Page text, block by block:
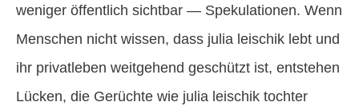
weniger öffentlich sichtbar — Spekulationen. Wenn
Menschen nicht wissen, dass julia leischik lebt und
ihr privatleben weitgehend geschützt ist, entstehen
Lücken, die Gerüchte wie julia leischik tochter